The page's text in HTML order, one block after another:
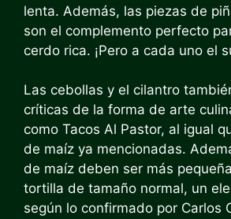
lenta. Además, las piezas de
son el complemento perfecto
cerdo rica. ¡Pero a cada uno el
Las cebollas y el cilantro
críticas de la forma de arte
como Tacos Al Pastor, al igual
de maíz ya mencionadas.
de maíz deben ser más
tortilla de tamaño normal, un
según lo confirmado por Carlos